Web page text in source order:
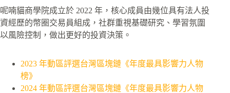
呢喃貓商學院成立於 2022 年，核心成員由幾位具有法人投
資經歷的幣圈交易員組成，社群重視基礎研究、學習氛圍
以風險控制，做出更好的投資決策。
2023 年動區評選台灣區塊鏈《年度最具影響力人物
榜》
2024 年動區評選台灣區塊鏈《年度最具影響力人物